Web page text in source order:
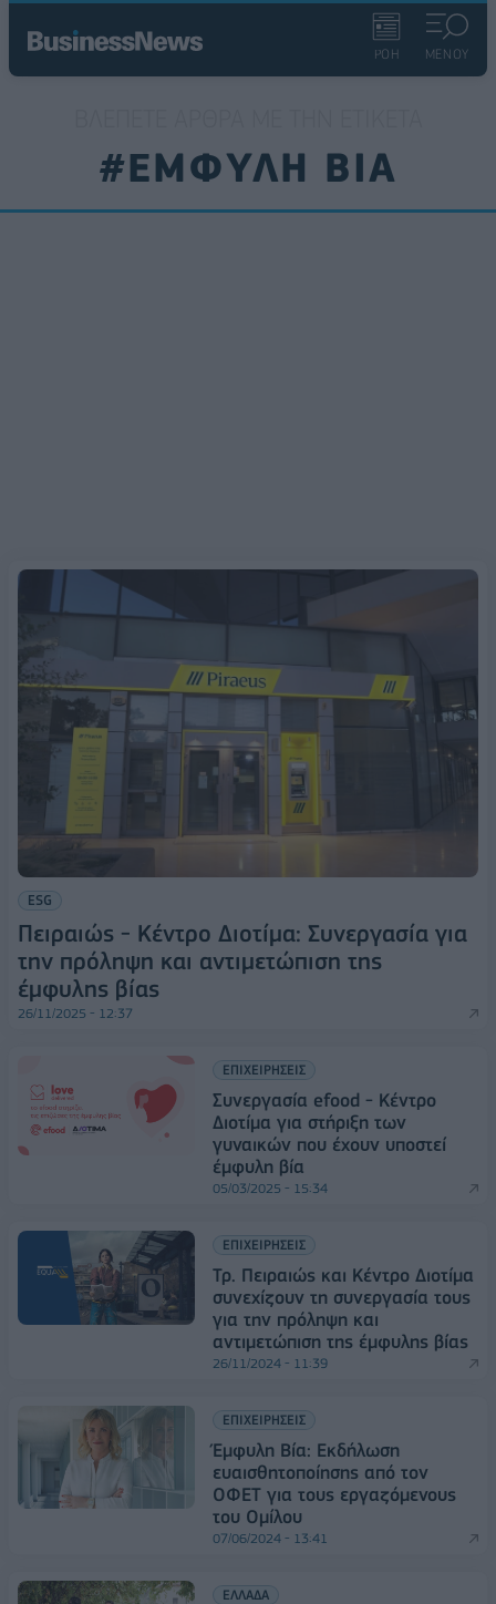
ΡΟΗ ΜΕΝΟΥ
#ΕΜΦΥΛΗ ΒΙΑ
ESG
Πειραιώς - Κέντρο Διοτίμα: Συνεργασία για
την πρόληψη και αντιμετώπιση της
έμφυλης βίας
26/11/2025 - 12:37
ΕΠΙΧΕΙΡΗΣΕΙΣ
Συνεργασία efood - Κέντρο
Διοτίμα για στήριξη των
γυναικών που έχουν υποστεί
έμφυλη βία
05/03/2025 - 15:34
ΕΠΙΧΕΙΡΗΣΕΙΣ
Τρ. Πειραιώς και Κέντρο Διοτίμα
συνεχίζουν τη συνεργασία τους
για την πρόληψη και
αντιμετώπιση της έμφυλης βίας
26/11/2024 - 11:39
ΕΠΙΧΕΙΡΗΣΕΙΣ
Έμφυλη Βία: Εκδήλωση
ευαισθητοποίησης από τον
ΟΦΕΤ για τους εργαζόμενους
του Ομίλου
07/06/2024 - 13:41
ΕΛΛΑΔΑ